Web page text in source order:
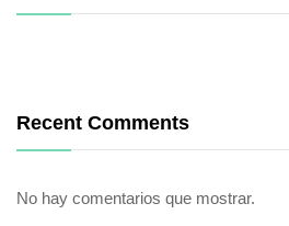
Recent Comments
No hay comentarios que mostrar.